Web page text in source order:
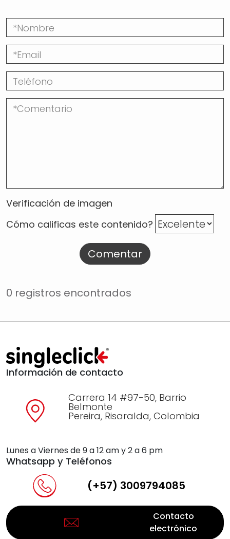
Verificación de imagen
Cómo calificas este contenido?
Comentar
0 registros encontrados
Información de contacto
Carrera 14 #97-50, Barrio
Belmonte
Pereira, Risaralda, Colombia
Lunes a Viernes de 9 a 12 am y 2 a 6 pm
Whatsapp y Teléfonos
(+57) 3009794085
Contacto
electrónico